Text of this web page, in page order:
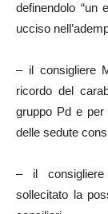
definendolo “un
ucciso
– il consigliere
ricordo del
gruppo Pd e per
delle sedute
– il
sollecitato la